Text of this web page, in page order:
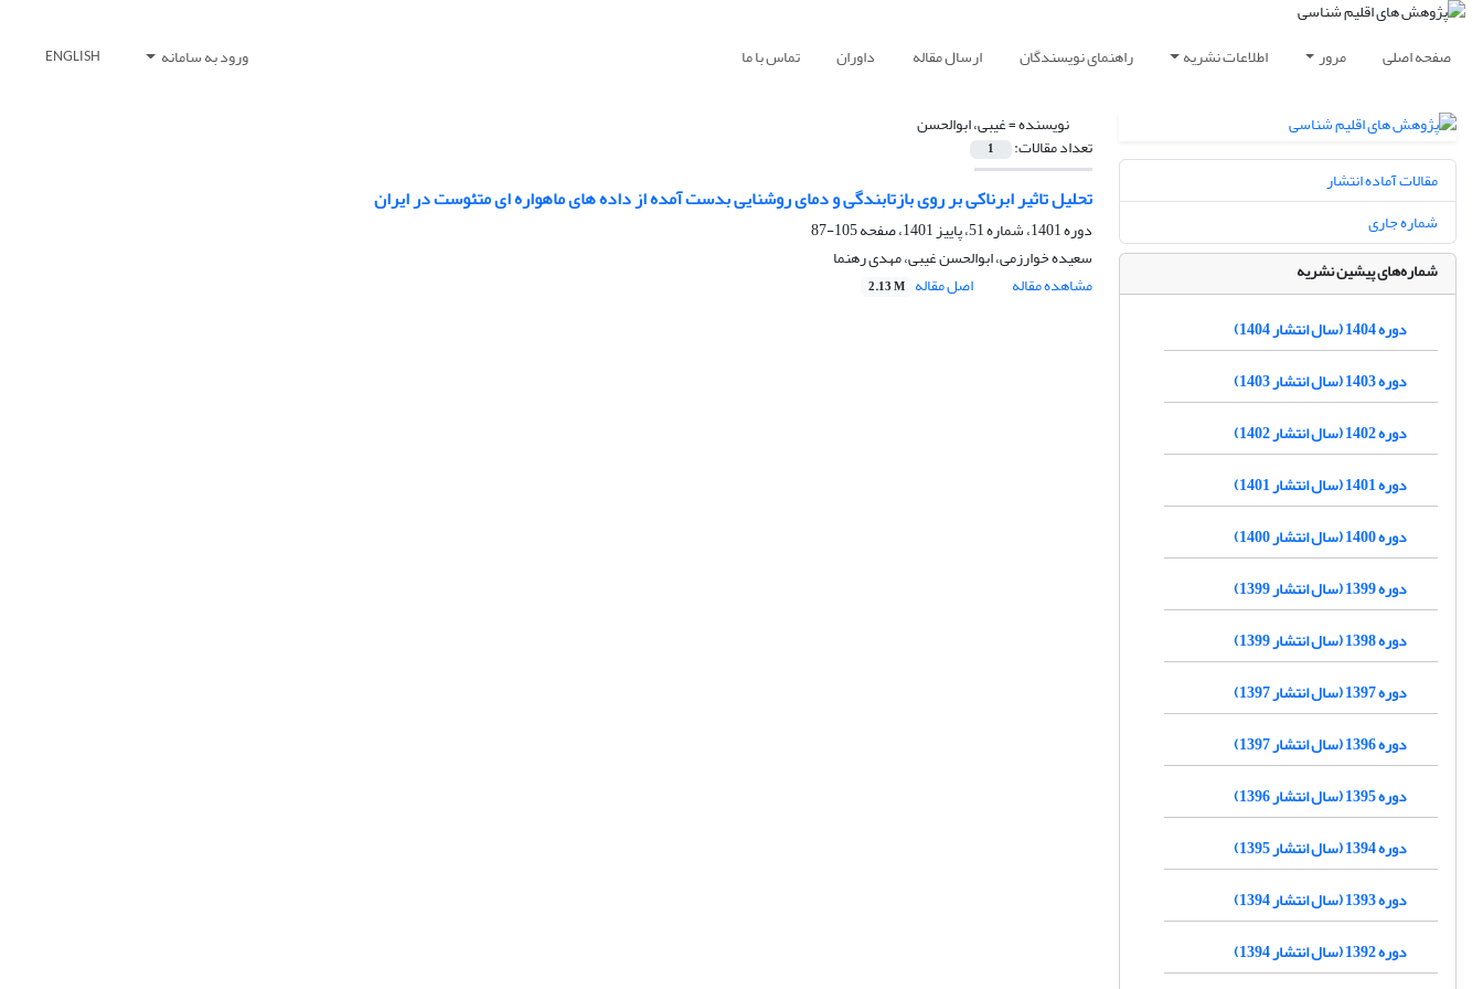
صفحه اصلی مرور اطلاعات نشریه راهنمای نویسندگان ارسال مقاله داوران تماس با ما ورود به سامانه ENGLISH
نویسنده =غیبی، ابوالحسن
تعداد مقالات: 1
تحلیل تاثیر ابرناکی بر روی بازتابندگی و دمای روشنایی بدست آمده از داده های ماهواره ای متئوست در ایران
دوره 1401، شماره 51، پاییز 1401، صفحه
105-87
سعیده خوارزمی، ابوالحسن غیبی، مهدی رهنما
مشاهده مقاله
اصل مقاله 2.13 M
مقالات آماده انتشار
شماره جاری
شماره‌های پیشین نشریه
دوره 1404 (سال انتشار 1404)
دوره 1403 (سال انتشار 1403)
دوره 1402 (سال انتشار 1402)
دوره 1401 (سال انتشار 1401)
دوره 1400 (سال انتشار 1400)
دوره 1399 (سال انتشار 1399)
دوره 1398 (سال انتشار 1399)
دوره 1397 (سال انتشار 1397)
دوره 1396 (سال انتشار 1397)
دوره 1395 (سال انتشار 1396)
دوره 1394 (سال انتشار 1395)
دوره 1393 (سال انتشار 1394)
دوره 1392 (سال انتشار 1394)